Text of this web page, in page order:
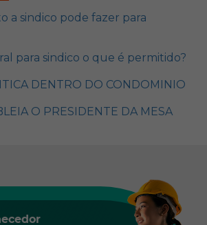
a sindico pode fazer para
para sindico o que é permitido?
DENTRO DO CONDOMINIO
O PRESIDENTE DA MESA